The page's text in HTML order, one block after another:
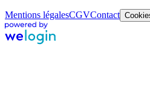
Mentions légalesCGVContact